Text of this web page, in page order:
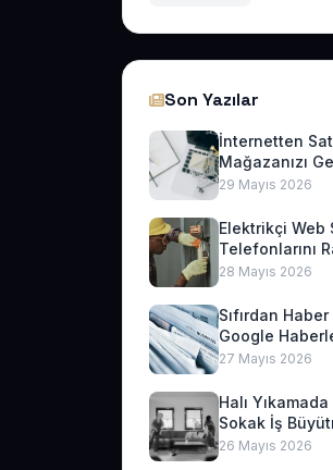
Son Yazılar
İnternetten
Mağazanızı
29 Mayıs 2026
Elektrikçi Web
Telefonlarını
28 Mayıs 2026
Sıfırdan Haber
Google
Geliri
27 Mayıs 2026
Halı
Sokak İş
26 Mayıs 2026